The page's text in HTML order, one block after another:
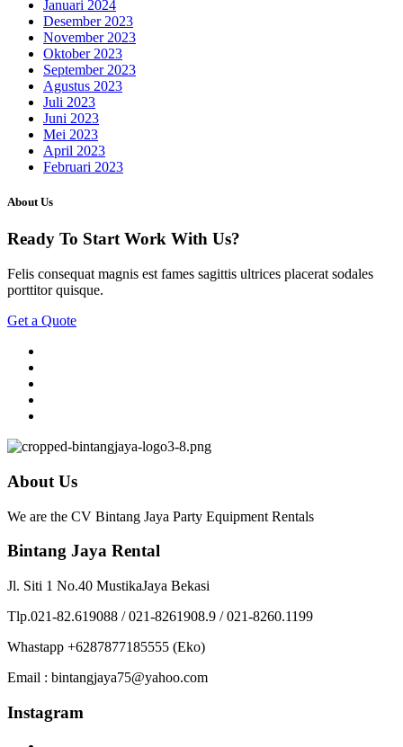
Januari 2024
Desember 2023
November 2023
Oktober 2023
September 2023
Agustus 2023
Juli 2023
Juni 2023
Mei 2023
April 2023
Februari 2023
About Us
Ready To StartWork With Us?
Felis consequat magnis est fames sagittis ultrices placerat sodales
porttitor quisque.
Get a Quote
About Us
We are the CV Bintang Jaya Party Equipment Rentals
Bintang Jaya Rental
Jl. Siti 1 No.40 MustikaJaya Bekasi
Tlp.021-82.619088 / 021-8261908.9 / 021-8260.1199
Whastapp +6287877185555 (Eko)
Email : bintangjaya75@yahoo.com
Instagram